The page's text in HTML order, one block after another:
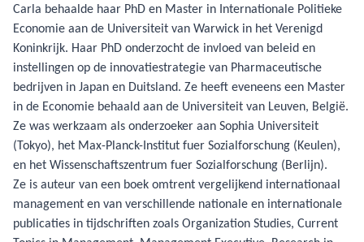
Carla behaalde haar PhD en Master in Internationale Politieke
Economie aan de Universiteit van Warwick in het Verenigd
Koninkrijk. Haar PhD onderzocht de invloed van beleid en
instellingen op de innovatiestrategie van Pharmaceutische
bedrijven in Japan en Duitsland. Ze heeft eveneens een Master
in de Economie behaald aan de Universiteit van Leuven, België.
Ze was werkzaam als onderzoeker aan Sophia Universiteit
(Tokyo), het Max-Planck-Institut fuer Sozialforschung (Keulen),
en het Wissenschaftszentrum fuer Sozialforschung (Berlijn).
Ze is auteur van een boek omtrent vergelijkend internationaal
management en van verschillende nationale en internationale
publicaties in tijdschriften zoals Organization Studies, Current